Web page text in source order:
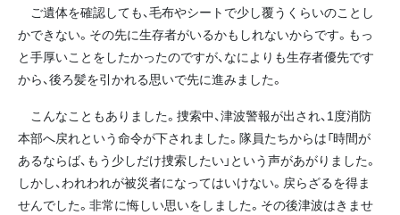
ご遺体を確認しても、毛布やシートで少し覆うくらいのことし
かできない。その先に生存者がいるかもしれないからです。もっ
と手厚いことをしたかったのですが、なによりも生存者優先です
から、後ろ髪を引かれる思いで先に進みました。
こんなこともありました。捜索中、津波警報が出され、1度消防
本部へ戻れという命令が下されました。隊員たちからは「時間が
あるならば、もう少しだけ捜索したい」という声があがりました。
しかし、われわれが被災者になってはいけない。戻らざるを得ま
せんでした。非常に悔しい思いをしました。その後津波はきませ